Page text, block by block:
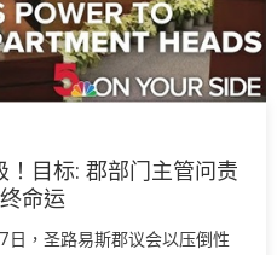
目标: 郡部门主管问责
命运
日，圣路易斯郡议会以压倒性